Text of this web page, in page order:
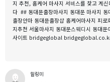
지 추천, 홈케어 마사지 서비스를 찾고 계
다 ## 동대문출장마사지 동대문 마사지
출장안마 동대문출장샵 홈케어마사지 피
지추천 서울마사지 동대문스웨디시 동대
사이트 bridgeglobal
힐링미